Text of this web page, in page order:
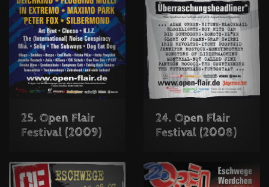
25. Open Flair
Festival (2009)
24. Open Flair
Festival (2008)